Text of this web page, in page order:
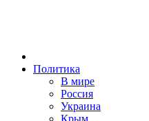
Политика
В мире
Россия
Украина
Крым